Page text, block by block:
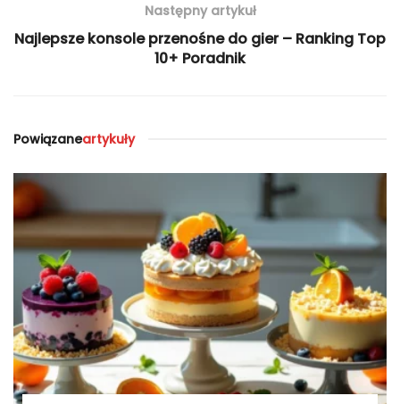
Następny artykuł
Najlepsze konsole przenośne do gier – Ranking Top
10+ Poradnik
Powiązaneartykuły